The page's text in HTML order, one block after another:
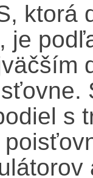
ktorá
je
s